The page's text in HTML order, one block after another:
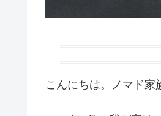
こんにちは。ノマド家